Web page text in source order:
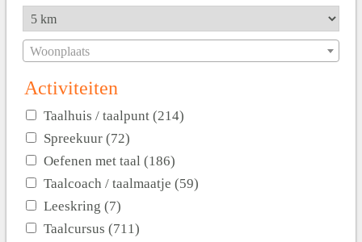
Woonplaats
Activiteiten
Taalhuis / taalpunt (214)
Spreekuur (72)
Oefenen met taal (186)
Taalcoach / taalmaatje (59)
Leeskring (7)
Taalcursus (711)